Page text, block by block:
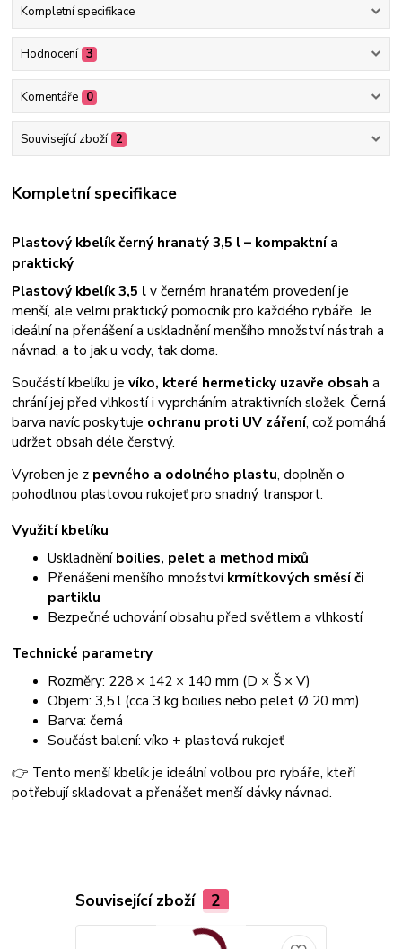
Kompletní specifikace
Hodnocení 3
Komentáře 0
Související zboží 2
Kompletní specifikace
Plastový kbelík černý hranatý 3,5 l – kompaktní a
praktický
Plastový kbelík 3,5 lv černém hranatém provedení je
menší, ale velmi praktický pomocník pro každého rybáře. Je
ideální na přenášení a uskladnění menšího množství nástrah a
návnad, a to jak u vody, tak doma.
Součástí kbelíku jevíko, které hermeticky uzavře obsah a
chrání jej před vlhkostí i vyprcháním atraktivních složek. Černá
barva navíc poskytuje ochranu proti UV záření, což pomáhá
udržet obsah déle čerstvý.
Vyroben je z pevného a odolného plastu, doplněn o
pohodlnou plastovou rukojeť pro snadný transport.
Využití kbelíku
Uskladněníboilies, pelet a method mixů
Přenášení menšího množstvíkrmítkových směsí či
partiklu
Bezpečné uchování obsahu před světlem a vlhkostí
Technické parametry
Rozměry: 228 × 142 × 140 mm (D × Š × V)
Objem: 3,5 l (cca 3 kg boilies nebo pelet Ø 20 mm)
Barva: černá
Součást balení: víko + plastová rukojeť
👉 Tento menší kbelík je ideální volbou pro rybáře, kteří
potřebují skladovat a přenášet menší dávky návnad.
Související zboží 2